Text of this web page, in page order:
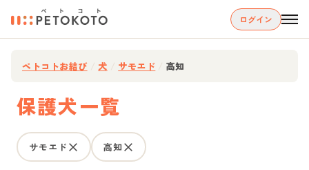
ログイン
ペトコトお結び 犬 サモエド 高知
保護犬一覧
サモエド 高知